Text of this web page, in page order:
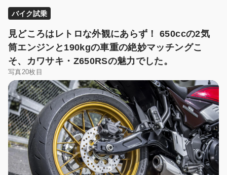
バイク試乗
見どころはレトロな外観にあらず！ 650ccの2気
筒エンジンと190kgの車重の絶妙マッチングこ
そ、カワサキ・Z650RSの魅力でした。
写真20枚目